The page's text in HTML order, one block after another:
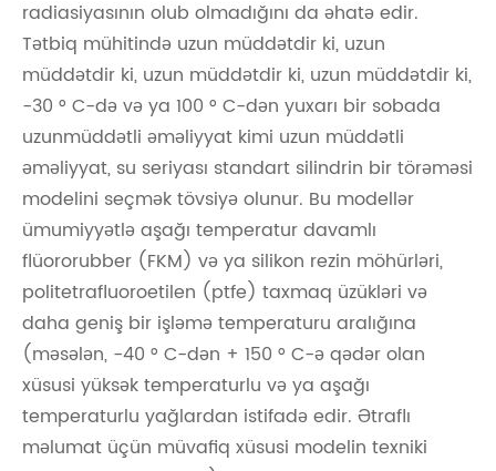
radiasiyasının olub olmadığını da əhatə edir.
Tətbiq mühitində uzun müddətdir ki, uzun
müddətdir ki, uzun müddətdir ki, uzun müddətdir ki,
-30 ° C-də və ya 100 ° C-dən yuxarı bir sobada
uzunmüddətli əməliyyat kimi uzun müddətli
əməliyyat, su seriyası standart silindrin bir törəməsi
modelini seçmək tövsiyə olunur. Bu modellər
ümumiyyətlə aşağı temperatur davamlı
flüororubber (FKM) və ya silikon rezin möhürləri,
politetrafluoroetilen (ptfe) taxmaq üzükləri və
daha geniş bir işləmə temperaturu aralığına
(məsələn, -40 ° C-dən + 150 ° C-ə qədər olan
xüsusi yüksək temperaturlu və ya aşağı
temperaturlu yağlardan istifadə edir. Ətraflı
məlumat üçün müvafiq xüsusi modelin texniki